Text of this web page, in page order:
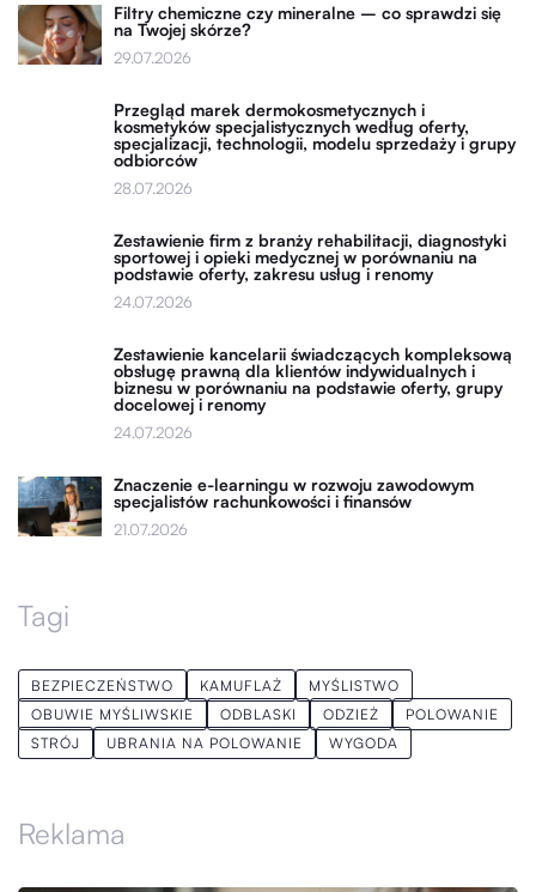
Filtry chemiczne czy mineralne – co sprawdzi się
na Twojej skórze?
29.07.2026
Przegląd marek dermokosmetycznych i
kosmetyków specjalistycznych według oferty,
specjalizacji, technologii, modelu sprzedaży i grupy
odbiorców
28.07.2026
Zestawienie firm z branży rehabilitacji, diagnostyki
sportowej i opieki medycznej w porównaniu na
podstawie oferty, zakresu usług i renomy
24.07.2026
Zestawienie kancelarii świadczących kompleksową
obsługę prawną dla klientów indywidualnych i
biznesu w porównaniu na podstawie oferty, grupy
docelowej i renomy
24.07.2026
Znaczenie e-learningu w rozwoju zawodowym
specjalistów rachunkowości i finansów
21.07.2026
Tagi
BEZPIECZEŃSTWO KAMUFLAŻ
MYŚLISTWO
OBUWIE MYŚLIWSKIE
ODBLASKI ODZIEŻ
POLOWANIE
STRÓJ
UBRANIA NA POLOWANIE WYGODA
Reklama